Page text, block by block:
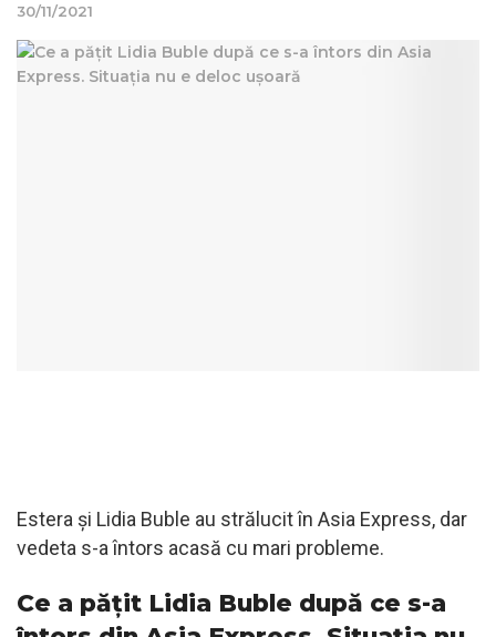
30/11/2021
Estera și Lidia Buble au strălucit în Asia Express, dar
vedeta s-a întors acasă cu mari probleme.
Ce a pățit Lidia Buble după ce s-a